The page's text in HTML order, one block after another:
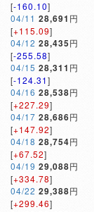
[-160.10]
04/11 28,691 円
[+115.09]
04/12 28,435円
[-255.58]
04/15 28,311 円
[-124.31]
04/16 28,538円
[+227.29]
04/17 28,686円
[+147.92]
04/18 28,754円
[+67.52]
04/19 29,088円
[+334.78]
04/22 29,388円
[+299.46]